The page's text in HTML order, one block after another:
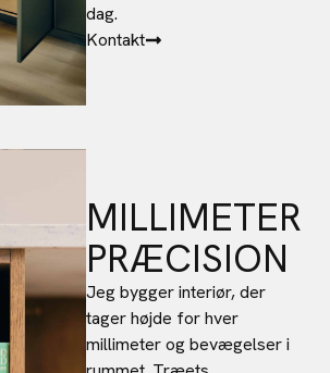
dag.
Kontakt
MILLIMETER
PRÆCISION
Jeg bygger interiør, der
tager højde for hver
millimeter og bevægelser i